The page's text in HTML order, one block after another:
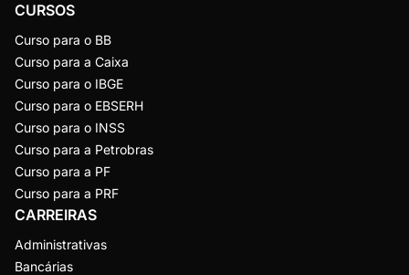
CURSOS
Curso para o BB
Curso para a Caixa
Curso para o IBGE
Curso para o EBSERH
Curso para o INSS
Curso para a Petrobras
Curso para a PF
Curso para a PRF
CARREIRAS
Administrativas
Bancárias